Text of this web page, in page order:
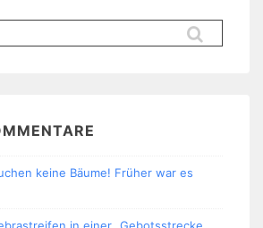
keine Bäume! Früher war es